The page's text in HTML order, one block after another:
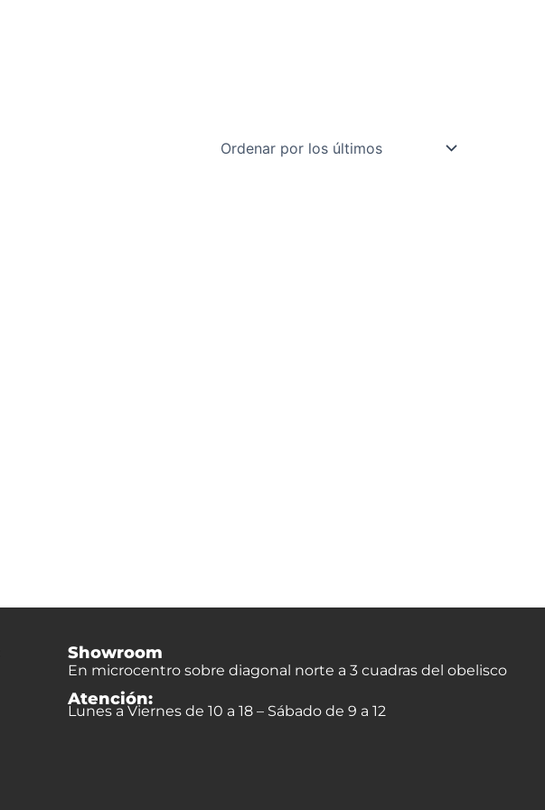
Showroom
En microcentro sobre diagonal norte a 3 cuadras del obelisco
Atención:
Lunes a Viernes de 10 a 18 – Sábado de 9 a 12